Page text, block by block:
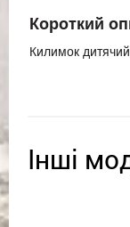
Короткий
Килимок
Інші